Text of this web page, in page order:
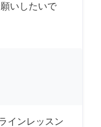
いしたいで
インレッスン